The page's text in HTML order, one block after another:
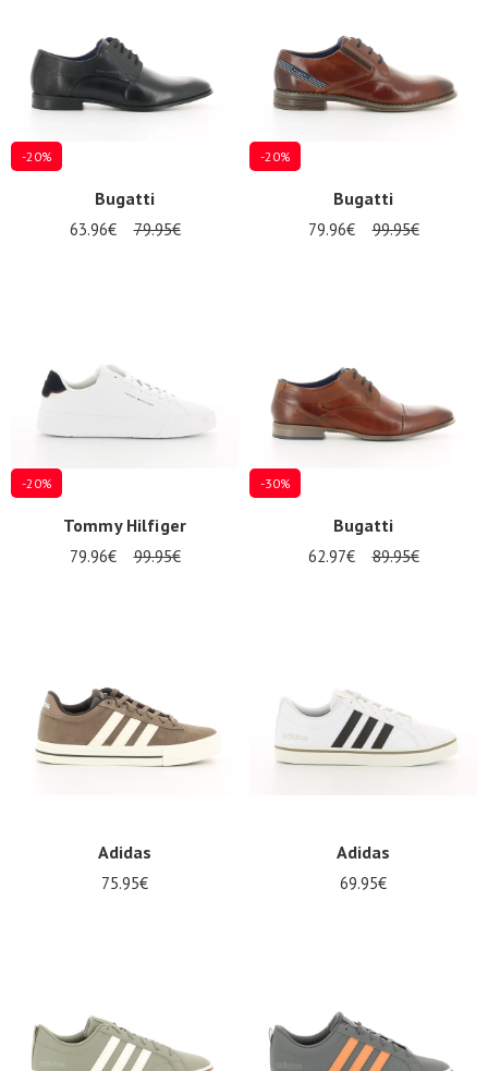
-20%
Bugatti
63.96€ 79.95€
-20%
Bugatti
79.96€ 99.95€
-20%
Tommy Hilfiger
79.96€ 99.95€
-30%
Bugatti
62.97€ 89.95€
Adidas
75.95€
Adidas
69.95€